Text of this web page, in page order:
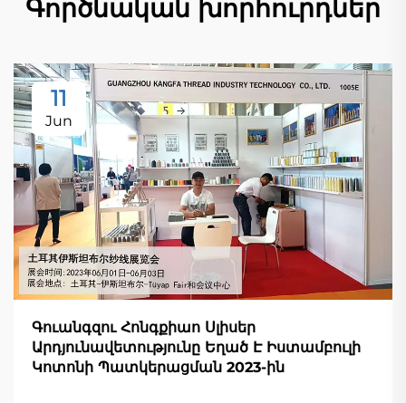
Գործնական խորհուրդներ
11
Jun
Գուանգզու Հոնգքիաո Սլիսեր
Արդյունավետությունը Եղած Է Իստամբուլի
Կոտոնի Պատկերացման 2023-ին